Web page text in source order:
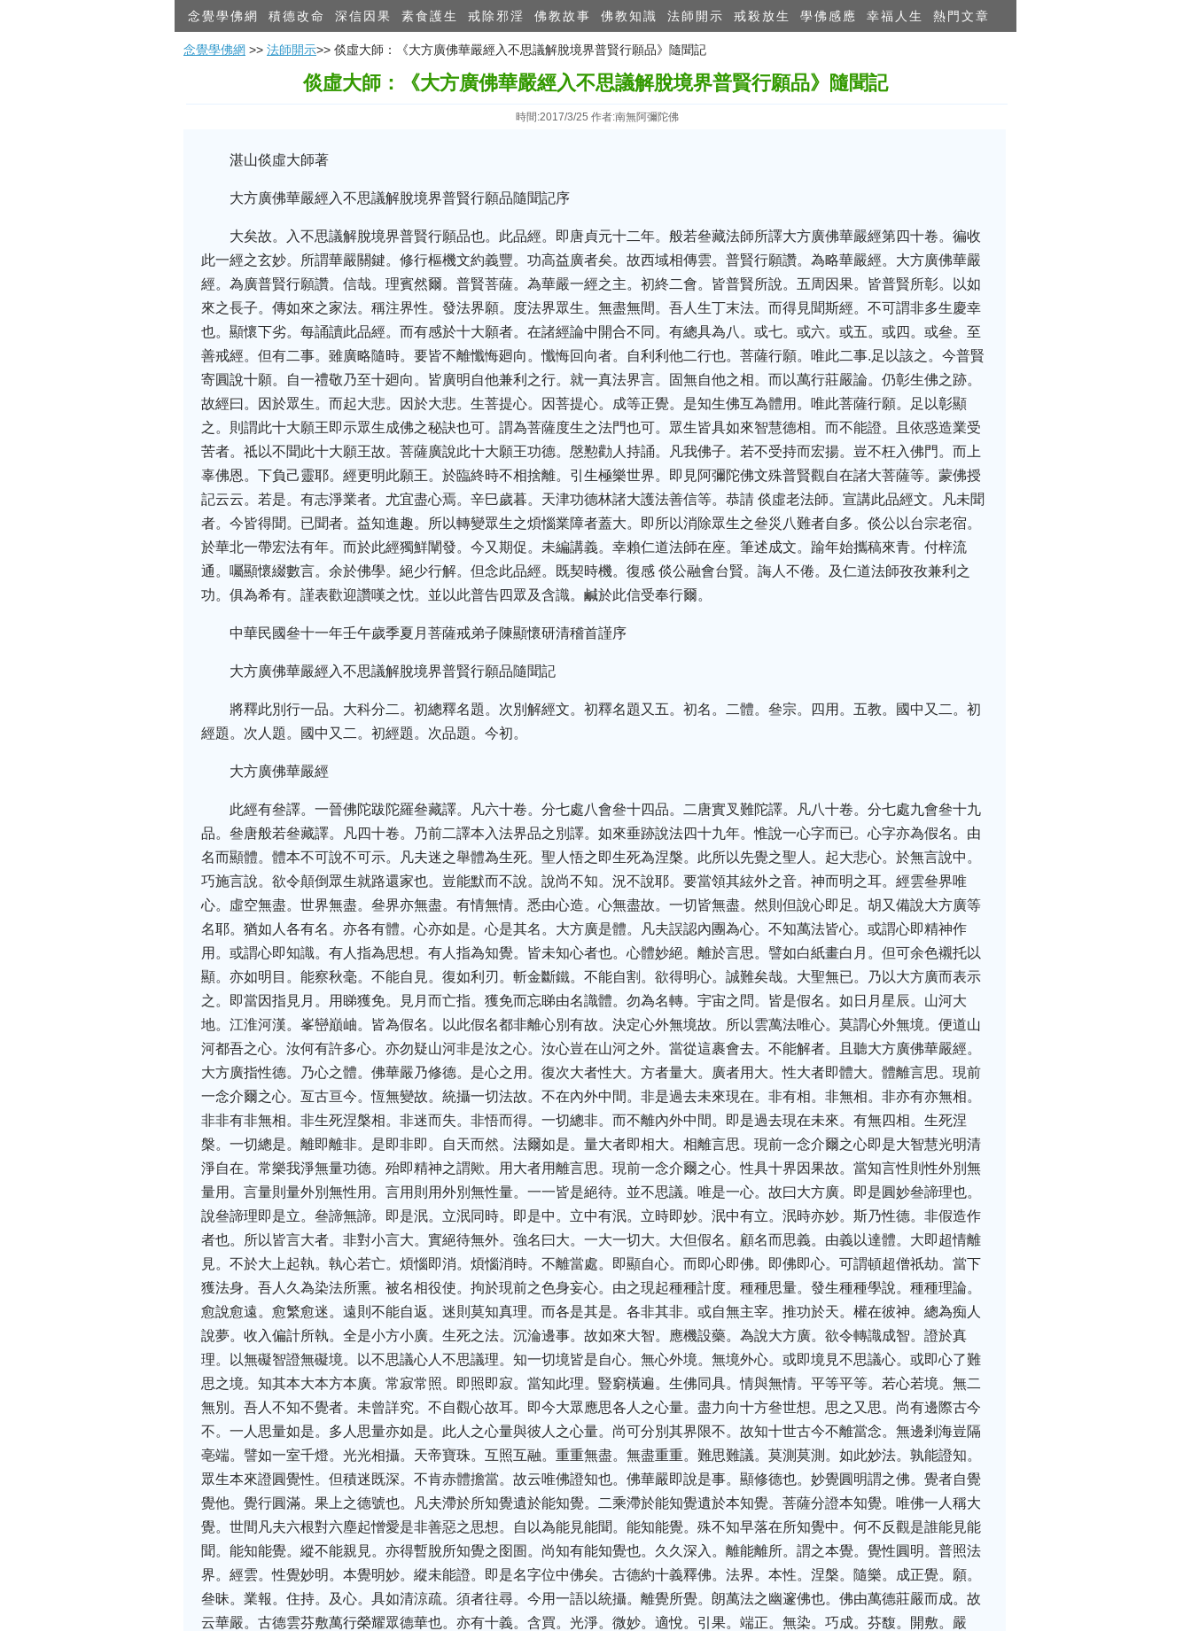
念覺學佛網 積德改命 深信因果 素食護生 戒除邪淫 佛教故事 佛教知識 法師開示 戒殺放生 學佛感應 幸福人生 熱門文章
念覺學佛網 >> 法師開示>> 倓虛大師：《大方廣佛華嚴經入不思議解脫境界普賢行願品》隨聞記
倓虛大師：《大方廣佛華嚴經入不思議解脫境界普賢行願品》隨聞記
時間:2017/3/25 作者:南無阿彌陀佛
湛山倓虛大師著
大方廣佛華嚴經入不思議解脫境界普賢行願品隨聞記序
大矣故。入不思議解脫境界普賢行願品也。此品經。即唐貞元十二年。般若叄藏法師所譯大方廣佛華嚴經第四十卷。徧收
此一經之玄妙。所謂華嚴關鍵。修行樞機文約義豐。功高益廣者矣。故西域相傳雲。普賢行願讚。為略華嚴經。大方廣佛華嚴
經。為廣普賢行願讚。信哉。理賓然爾。普賢菩薩。為華嚴一經之主。初終二會。皆普賢所說。五周因果。皆普賢所彰。以如
來之長子。傳如來之家法。稱注界性。發法界願。度法界眾生。無盡無間。吾人生丁末法。而得見聞斯經。不可謂非多生慶幸
也。顯懷下劣。每誦讀此品經。而有感於十大願者。在諸經論中開合不同。有總具為八。或七。或六。或五。或四。或叄。至
善戒經。但有二事。雖廣略隨時。要皆不離懺悔廻向。懺悔回向者。自利利他二行也。菩薩行願。唯此二事.足以該之。今普賢
寄圓說十願。自一禮敬乃至十廻向。皆廣明自他兼利之行。就一真法界言。固無自他之相。而以萬行莊嚴論。仍彰生佛之跡。
故經曰。因於眾生。而起大悲。因於大悲。生菩提心。因菩提心。成等正覺。是知生佛互為體用。唯此菩薩行願。足以彰顯
之。則謂此十大願王即示眾生成佛之秘訣也可。謂為菩薩度生之法門也可。眾生皆具如來智慧德相。而不能證。且依惑造業受
苦者。祗以不聞此十大願王故。菩薩廣說此十大願王功德。慇懃勸人持誦。凡我佛子。若不受持而宏揚。豈不枉入佛門。而上
辜佛恩。下負己靈耶。經更明此願王。於臨終時不相捨離。引生極樂世界。即見阿彌陀佛文殊普賢觀自在諸大菩薩等。蒙佛授
記云云。若是。有志淨業者。尤宜盡心焉。辛巳歲暮。天津功德林諸大護法善信等。恭請 倓虛老法師。宣講此品經文。凡未聞
者。今皆得聞。已聞者。益知進趣。所以轉變眾生之煩惱業障者蓋大。即所以消除眾生之叄災八難者自多。倓公以台宗老宿。
於華北一帶宏法有年。而於此經獨鮮闡發。今又期促。未編講義。幸賴仁道法師在座。筆述成文。踰年始攜稿來青。付梓流
通。囑顯懷綴數言。余於佛學。絕少行解。但念此品經。既契時機。復感 倓公融會台賢。誨人不倦。及仁道法師孜孜兼利之
功。俱為希有。謹表歡迎讚嘆之忱。並以此普告四眾及含識。鹹於此信受奉行爾。
中華民國叄十一年壬午歲季夏月菩薩戒弟子陳顯懷研清稽首謹序
大方廣佛華嚴經入不思議解脫境界普賢行願品隨聞記
將釋此別行一品。大科分二。初總釋名題。次別解經文。初釋名題又五。初名。二體。叄宗。四用。五教。國中又二。初
經題。次人題。國中又二。初經題。次品題。今初。
大方廣佛華嚴經
此經有叄譯。一晉佛陀跋陀羅叄藏譯。凡六十卷。分七處八會叄十四品。二唐實叉難陀譯。凡八十卷。分七處九會叄十九
品。叄唐般若叄藏譯。凡四十卷。乃前二譯本入法界品之別譯。如來垂跡說法四十九年。惟說一心字而已。心字亦為假名。由
名而顯體。體本不可說不可示。凡夫迷之舉體為生死。聖人悟之即生死為涅槃。此所以先覺之聖人。起大悲心。於無言說中。
巧施言說。欲令顛倒眾生就路還家也。豈能默而不說。說尚不知。況不說耶。要當領其絃外之音。神而明之耳。經雲叄界唯
心。虛空無盡。世界無盡。叄界亦無盡。有情無情。悉由心造。心無盡故。一切皆無盡。然則但說心即足。胡又備說大方廣等
名耶。猶如人各有名。亦各有體。心亦如是。心是其名。大方廣是體。凡夫誤認內團為心。不知萬法皆心。或謂心即精神作
用。或謂心即知識。有人指為思想。有人指為知覺。皆未知心者也。心體妙絕。離於言思。譬如白紙畫白月。但可余色襯托以
顯。亦如明目。能察秋毫。不能自見。復如利刃。斬金斷鐵。不能自割。欲得明心。誠難矣哉。大聖無已。乃以大方廣而表示
之。即當因指見月。用睇獲免。見月而亡指。獲免而忘睇由名識體。勿為名轉。宇宙之問。皆是假名。如日月星辰。山河大
地。江淮河漢。峯巒巔岫。皆為假名。以此假名都非離心別有故。決定心外無境故。所以雲萬法唯心。莫謂心外無境。便道山
河都吾之心。汝何有許多心。亦勿疑山河非是汝之心。汝心豈在山河之外。當從這裹會去。不能解者。且聽大方廣佛華嚴經。
大方廣指性德。乃心之體。佛華嚴乃修德。是心之用。復次大者性大。方者量大。廣者用大。性大者即體大。體離言思。現前
一念介爾之心。亙古亘今。恆無變故。統攝一切法故。不在內外中間。非是過去未來現在。非有相。非無相。非亦有亦無相。
非非有非無相。非生死涅槃相。非迷而失。非悟而得。一切總非。而不離內外中間。即是過去現在未來。有無四相。生死涅
槃。一切總是。離即離非。是即非即。自天而然。法爾如是。量大者即相大。相離言思。現前一念介爾之心即是大智慧光明清
淨自在。常樂我淨無量功德。殆即精神之謂歟。用大者用離言思。現前一念介爾之心。性具十界因果故。當知言性則性外別無
量用。言量則量外別無性用。言用則用外別無性量。一一皆是絕待。並不思議。唯是一心。故曰大方廣。即是圓妙叄諦理也。
說叄諦理即是立。叄諦無諦。即是泯。立泯同時。即是中。立中有泯。立時即妙。泯中有立。泯時亦妙。斯乃性德。非假造作
者也。所以皆言大者。非對小言大。實絕待無外。強名曰大。一大一切大。大但假名。顧名而思義。由義以達體。大即超情離
見。不於大上起執。執心若亡。煩惱即消。煩惱消時。不離當處。即顯自心。而即心即佛。即佛即心。可謂頓超僧祇劫。當下
獲法身。吾人久為染法所熏。被名相役使。拘於現前之色身妄心。由之現起種種計度。種種思量。發生種種學說。種種理論。
愈說愈遠。愈繁愈迷。遠則不能自返。迷則莫知真理。而各是其是。各非其非。或自無主宰。推功於天。權在彼神。總為痴人
說夢。收入偏計所執。全是小方小廣。生死之法。沉淪邊事。故如來大智。應機設藥。為說大方廣。欲令轉識成智。證於真
理。以無礙智證無礙境。以不思議心人不思議理。知一切境皆是自心。無心外境。無境外心。或即境見不思議心。或即心了難
思之境。知其本大本方本廣。常寂常照。即照即寂。當知此理。豎窮橫遍。生佛同具。情與無情。平等平等。若心若境。無二
無別。吾人不知不覺者。未曾詳究。不自觀心故耳。即今大眾應思各人之心量。盡力向十方叄世想。思之又思。尚有邊際古今
不。一人思量如是。多人思量亦如是。此人之心量與彼人之心量。尚可分別其界限不。故知十世古今不離當念。無邊剎海豈隔
亳端。譬如一室千燈。光光相攝。天帝寶珠。互照互融。重重無盡。無盡重重。難思難議。莫測莫測。如此妙法。孰能證知。
眾生本來證圓覺性。但積迷既深。不肯赤體擔當。故云唯佛證知也。佛華嚴即說是事。顯修德也。妙覺圓明謂之佛。覺者自覺
覺他。覺行圓滿。果上之德號也。凡夫滯於所知覺遺於能知覺。二乘滯於能知覺遺於本知覺。菩薩分證本知覺。唯佛一人稱大
覺。世間凡夫六根對六塵起憎愛是非善惡之思想。自以為能見能聞。能知能覺。殊不知早落在所知覺中。何不反觀是誰能見能
聞。能知能覺。縱不能親見。亦得暫脫所知覺之囹圄。尚知有能知覺也。久久深入。離能離所。謂之本覺。覺性圓明。普照法
界。經雲。性覺妙明。本覺明妙。縱未能證。即是名字位中佛矣。古德約十義釋佛。法界。本性。涅槃。隨樂。成正覺。願。
叄昧。業報。住持。及心。具如清涼疏。須者往尋。今用一語以統攝。離覺所覺。朗萬法之幽邃佛也。佛由萬德莊嚴而成。故
云華嚴。古德雲芬敷萬行榮耀眾德華也。亦有十義。含買。光淨。微妙。適悅。引果。端正。無染。巧成。芬馥。開敷。嚴